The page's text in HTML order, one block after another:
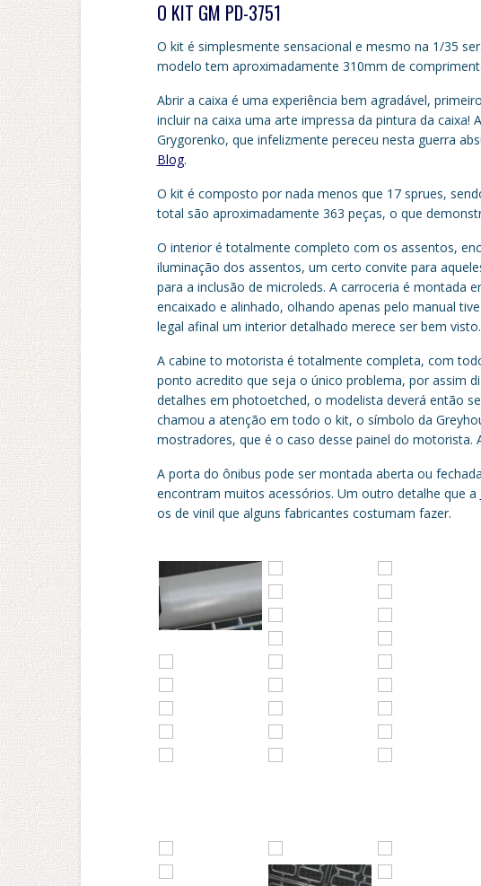
O KIT GM PD-3751
O kit é simplesmente sensacional e mesmo na 1/35
modelo tem aproximadamente 310mm de
Abrir a caixa é uma experiência bem agradável,
incluir na caixa uma arte impressa da pintura da caixa!
Grygorenko, que infelizmente pereceu nesta guerra
Blog.
O kit é composto por nada menos que 17 sprues,
total são aproximadamente 363 peças, o que
O interior é totalmente completo com os assentos,
iluminação dos assentos, um certo convite para
para a inclusão de microleds. A carroceria é montada
encaixado e alinhado, olhando apenas pelo manual
legal afinal um interior detalhado merece ser bem visto.
A cabine to motorista é totalmente completa, com
ponto acredito que seja o único problema, por assim
detalhes em photoetched, o modelista deverá então
chamou a atenção em todo o kit, o símbolo da
mostradores, que é o caso desse painel do motorista.
A porta do ônibus pode ser montada aberta ou
encontram muitos acessórios. Um outro detalhe que a
os de vinil que alguns fabricantes costumam fazer.